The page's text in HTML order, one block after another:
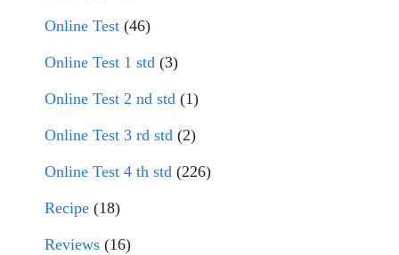
Online Test (46)
Online Test 1 std (3)
Online Test 2 nd std (1)
Online Test 3 rd std (2)
Online Test 4 th std (226)
Recipe (18)
Reviews (16)